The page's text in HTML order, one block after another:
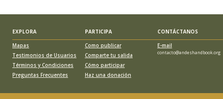
EXPLORA PARTICIPA CONTÁCTANOS
Mapas
Testimonios de Usuarios
Términos y Condiciones
Preguntas Frecuentes
Como publicar
Comparte tu salida
Cómo participar
Haz una donación
E-mail
contacto@andeshandbook.org